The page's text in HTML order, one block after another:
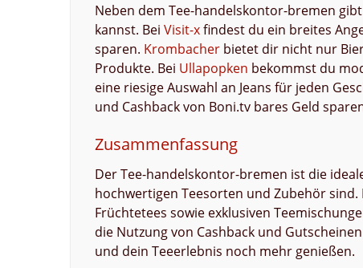
Neben dem Tee-handelskontor-bremen
kannst. Bei Visit-xfindest du ein breites
sparen. Krombacher bietet dir nicht nur
Produkte. Bei Ullapopken bekommst du
eine riesige Auswahl an Jeans für jeden
und Cashback von Boni.tv bares Geld
Zusammenfassung
Der Tee-handelskontor-bremen ist die
hochwertigen Teesorten und Zubehör
Früchtetees sowie exklusiven
die Nutzung von Cashback und
und dein Teeerlebnis noch mehr genießen.